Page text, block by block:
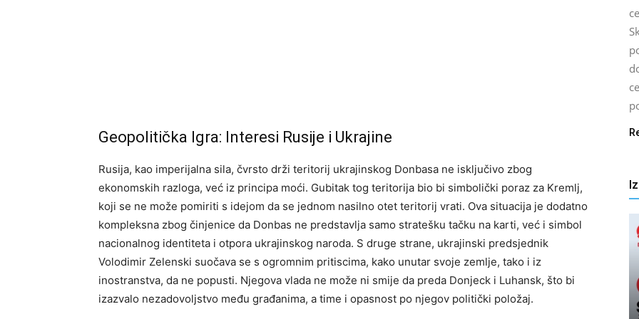
Geopolitička Igra: Interesi Rusije i Ukrajine
Rusija, kao imperijalna sila, čvrsto drži teritorij ukrajinskog Donbasa ne isključivo zbog
ekonomskih razloga, već iz principa moći. Gubitak tog teritorija bio bi simbolički poraz za Kremlj,
koji se ne može pomiriti s idejom da se jednom nasilno otet teritorij vrati. Ova situacija je dodatno
kompleksna zbog činjenice da Donbas ne predstavlja samo stratešku tačku na karti, već i simbol
nacionalnog identiteta i otpora ukrajinskog naroda. S druge strane, ukrajinski predsjednik
Volodimir Zelenski suočava se s ogromnim pritiscima, kako unutar svoje zemlje, tako i iz
inostranstva, da ne popusti. Njegova vlada ne može ni smije da preda Donjeck i Luhansk, što bi
izazvalo nezadovoljstvo među građanima, a time i opasnost po njegov politički položaj.